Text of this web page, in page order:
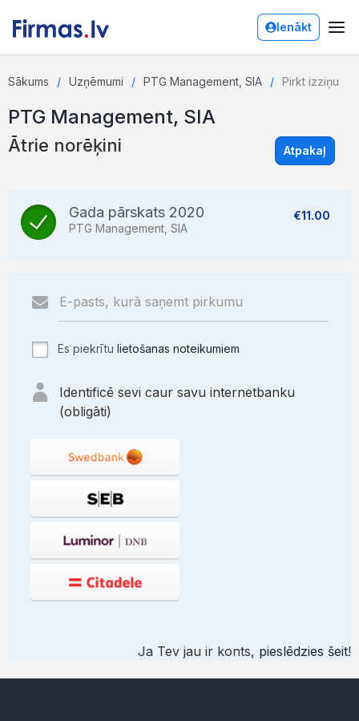
Ienākt
Sākums Uzņēmumi PTG Management, SIA Pirkt izziņu
PTG Management, SIA
Ātrie norēķini Atpakaļ
Gada pārskats 2020
PTG Management, SIA
€11.00
Es piekrītu lietošanas noteikumiem
Identificē sevi caur savu internetbanku
(obligāti)
Ja Tev jau ir konts, pieslēdzies šeit!